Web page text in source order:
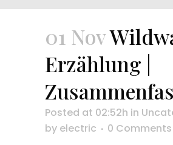
01 Nov
Erzählung |
Posted at 02:52h in
by electric 0 Comments